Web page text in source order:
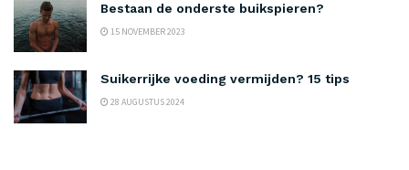
Bestaan de onderste buikspieren?
15 NOVEMBER 2023
Suikerrijke voeding vermijden? 15 tips
28 AUGUSTUS 2024